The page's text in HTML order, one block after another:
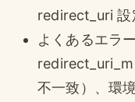
redirect_uri 設
よくあるエラー
不一致）、環